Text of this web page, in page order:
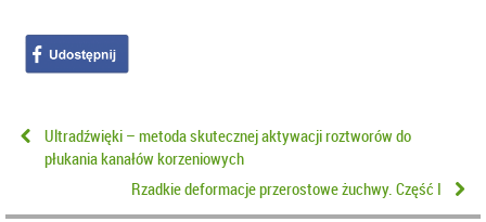
Ultradźwięki – metoda skutecznej aktywacji roztworów do
płukania kanałów korzeniowych
Rzadkie deformacje przerostowe żuchwy. Część I